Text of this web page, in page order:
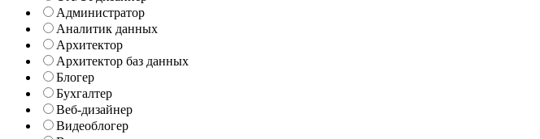
Администратор
Аналитик данных
Архитектор
Архитектор баз данных
Блогер
Бухгалтер
Веб-дизайнер
Видеоблогер